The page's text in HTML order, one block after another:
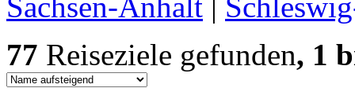
77 Reiseziele gefunden, 1